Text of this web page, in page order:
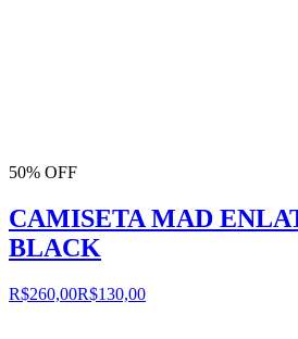
50% OFF
CAMISETA MAD
BLACK
R$260,00R$130,00